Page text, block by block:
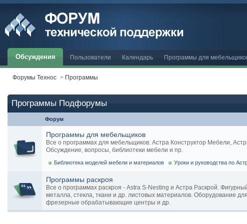
Обсуждения Пользователи Календарь Программы для
Форумы Технос > Программы
Программы Подфорумы
Форум
Программы для мебельщиков
Все о программах для мебельщиков: Астра Конструктор Мебели,
Обсуждение, вопросы, библиотеки мебели и пр.
Библиотека моделей мебели и материалов Уроки и руководства по
Программы раскроя
Все о программах раскроя - Astra S-Nesting и Астра Раскрой.
металла, стекла, ткани и др. листовых материалов. Оборудование
фрезерные обрабатывающие центры и др.